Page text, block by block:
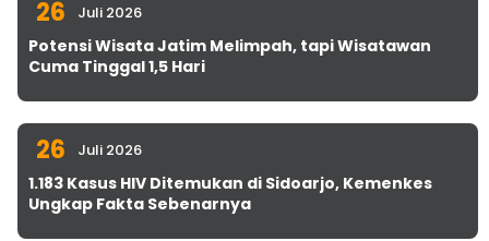
26 Juli 2026
Potensi Wisata Jatim Melimpah, tapi Wisatawan
Cuma Tinggal 1,5 Hari
26 Juli 2026
1.183 Kasus HIV Ditemukan di Sidoarjo, Kemenkes
Ungkap Fakta Sebenarnya